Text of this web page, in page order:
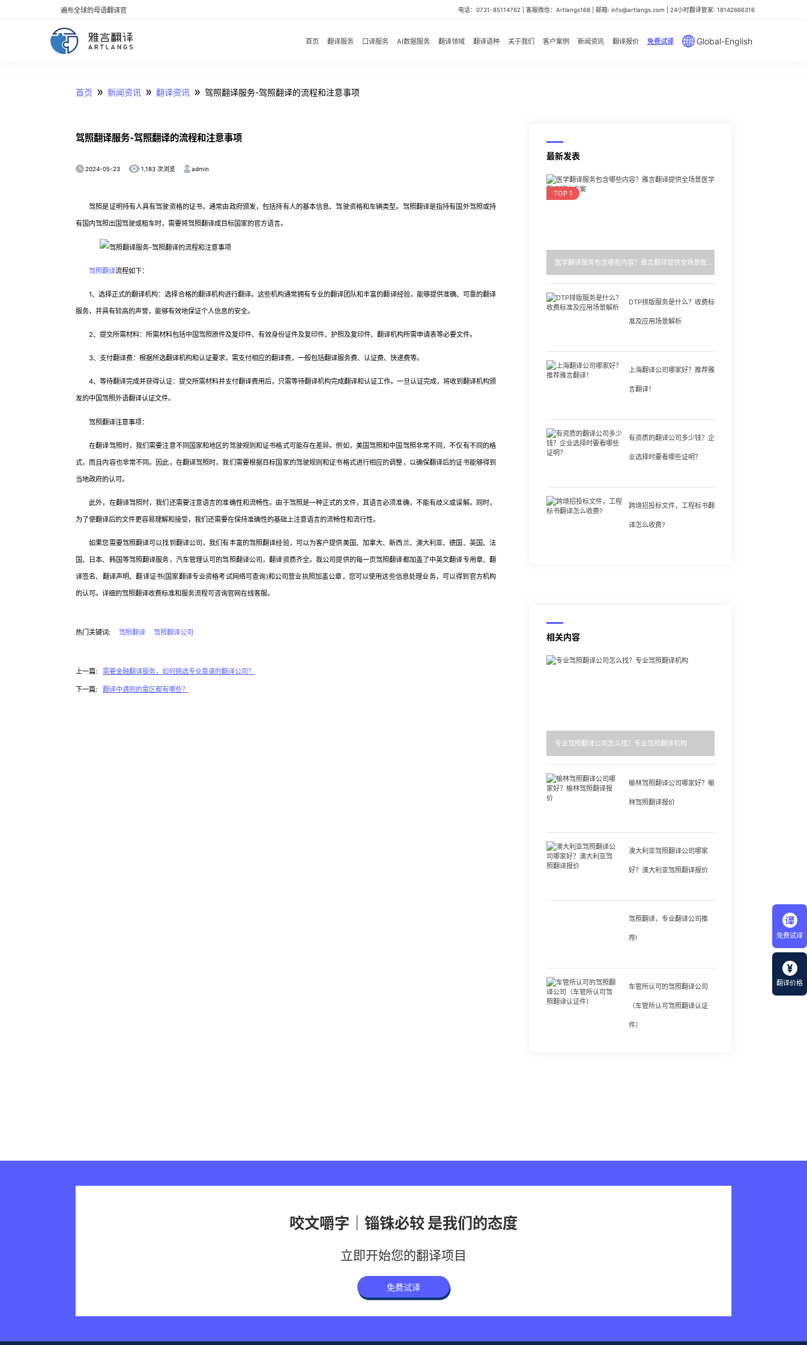
免费试译
翻译价格
遍布全球的母语翻译官 电话：0731-85114762 | 客服微信：Artlangs168 | 邮箱: info@artlangs.com | 24小时翻译管家: 18142666316
首页 翻译服务 口译服务 AI数据服务 翻译领域 翻译语种 关于我们 客户案例 新闻资讯 翻译报价 免费试译 Global-English
首页 » 新闻资讯 » 翻译资讯 » 驾照翻译服务-驾照翻译的流程和注意事项
驾照翻译服务-驾照翻译的流程和注意事项
2024-05-23 1,183 次浏览 admin
驾照是证明持有人具有驾驶资格的证书，通常由政府颁发，包括持有人的基本信息、驾驶资格和车辆类型。驾照翻译是指持有国外驾照或持
有国内驾照出国驾驶或租车时，需要将驾照翻译成目标国家的官方语言。
驾照翻译流程如下：
1、选择正式的翻译机构：选择合格的翻译机构进行翻译。这些机构通常拥有专业的翻译团队和丰富的翻译经验，能够提供准确、可靠的翻译
服务，并具有较高的声誉，能够有效地保证个人信息的安全。
2、提交所需材料：所需材料包括中国驾照原件及复印件、有效身份证件及复印件、护照及复印件、翻译机构所需申请表等必要文件。
3、支付翻译费：根据所选翻译机构和认证要求，需支付相应的翻译费，一般包括翻译服务费、认证费、快递费等。
4、等待翻译完成并获得认证：提交所需材料并支付翻译费用后，只需等待翻译机构完成翻译和认证工作。一旦认证完成，将收到翻译机构颁
发的中国驾照外语翻译认证文件。
驾照翻译注意事项：
在翻译驾照时，我们需要注意不同国家和地区的驾驶规则和证书格式可能存在差异。例如，美国驾照和中国驾照非常不同，不仅有不同的格
式，而且内容也非常不同。因此，在翻译驾照时，我们需要根据目标国家的驾驶规则和证书格式进行相应的调整，以确保翻译后的证书能够得到
当地政府的认可。
此外，在翻译驾照时，我们还需要注意语言的准确性和流畅性。由于驾照是一种正式的文件，其语言必须准确，不能有歧义或误解。同时，
为了使翻译后的文件更容易理解和接受，我们还需要在保持准确性的基础上注意语言的流畅性和流行性。
如果您需要驾照翻译可以找到翻译公司，我们有丰富的驾照翻译经验，可以为客户提供美国、加拿大、新西兰、澳大利亚、德国、英国、法
国、日本、韩国等驾照翻译服务，汽车管理认可的驾照翻译公司，翻译资质齐全。我公司提供的每一页驾照翻译都加盖了中英文翻译专用章、翻
译签名、翻译声明、翻译证书(国家翻译专业资格考试网络可查询)和公司营业执照加盖公章，您可以使用这些信息处理业务，可以得到官方机构
的认可。详细的驾照翻译收费标准和服务流程可咨询官网在线客服。
热门关键词: 驾照翻译 驾照翻译公司
上一篇: 需要金融翻译服务，如何挑选专业靠谱的翻译公司？
下一篇: 翻译中遇到的雷区都有哪些？
最新发表
TOP 1
医学翻译服务包含哪些内容？雅言翻译提供全场景医学翻译解决方案
DTP排版服务是什么？收费标
准及应用场景解析
上海翻译公司哪家好？推荐雅
言翻译！
有资质的翻译公司多少钱？企
业选择时要看哪些证明？
跨境招投标文件，工程标书翻
译怎么收费?
相关内容
专业驾照翻译公司怎么找？专业驾照翻译机构
榆林驾照翻译公司哪家好？榆
林驾照翻译报价
澳大利亚驾照翻译公司哪家
好？澳大利亚驾照翻译报价
驾照翻译，专业翻译公司推
荐!
车管所认可的驾照翻译公司
（车管所认可驾照翻译认证
件）
咬文嚼字｜锱铢必较 是我们的态度
立即开始您的翻译项目
免费试译